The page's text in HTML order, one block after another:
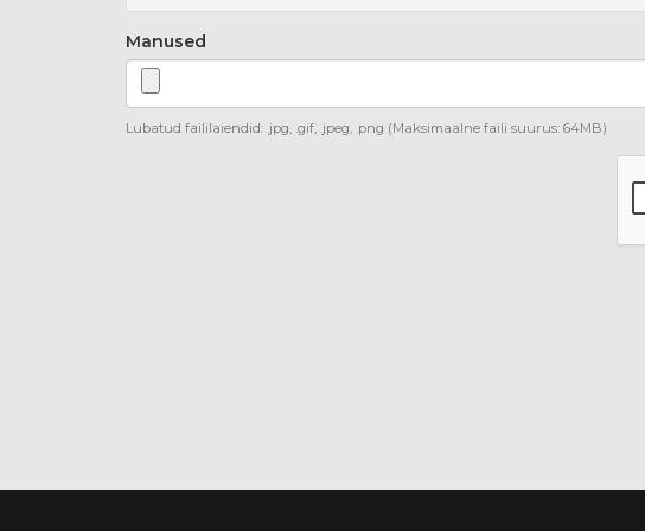
Manused
Lubatud faililaiendid: .jpg, .gif, .jpeg, .png (Maksimaalne faili suurus: 64MB)